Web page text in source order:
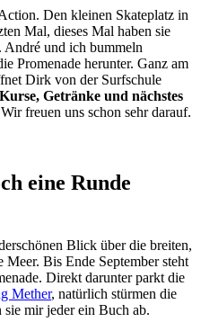
Den kleinen Skateplatz in
Mal, dieses Mal haben sie
André und ich bummeln
Promenade herunter. Ganz am
Dirk von der Surfschule
Getränke und nächstes
Wir freuen uns schon sehr darauf.
eine Runde
Blick über die breiten,
Bis Ende September steht
Direkt darunter parkt die
Mether, natürlich stürmen die
mir jeder ein Buch ab.